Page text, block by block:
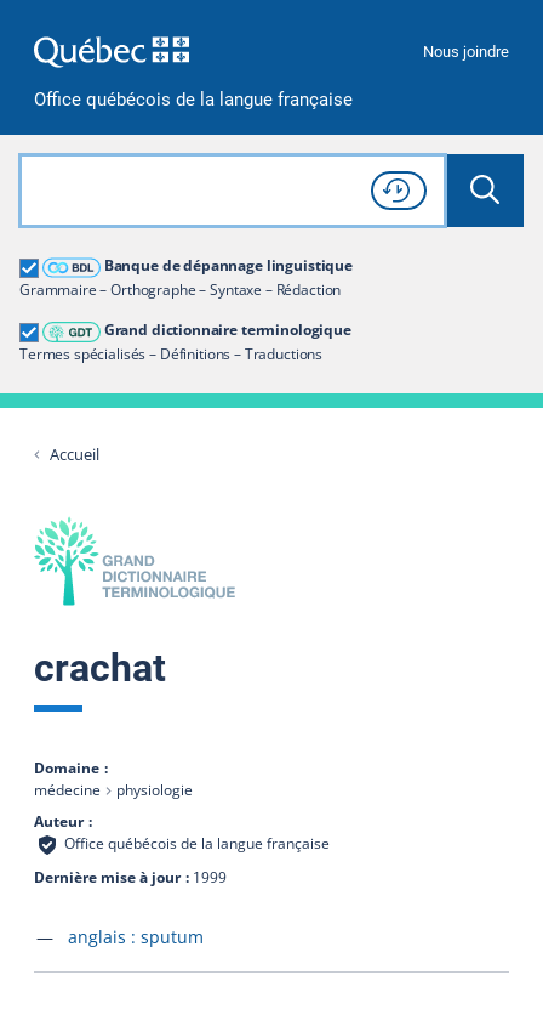
Office québécois de la langue française
Nous joindre
Rechercher dans tout le site
Lancer
Consulter l'
Historique
de recherche
Banque de dépannage linguistique
Grammaire – Orthographe – Syntaxe – Rédaction
Grand dictionnaire terminologique
Termes spécialisés – Définitions – Traductions
Grand dictionnaire terminologique
Restreindre aux termes
Accueil
crachat
Domaine
médecine
physiologie
Auteur
Office québécois de la langue française
Dernière mise à jour
1999
Accéder à la fiche en
anglais : sputum